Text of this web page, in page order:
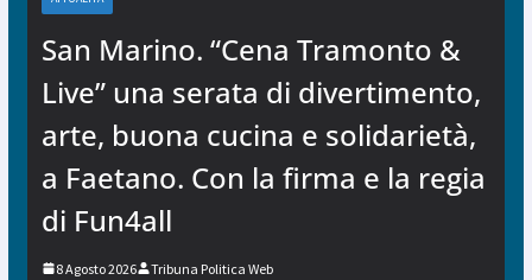
San Marino. “Cena Tramonto &
Live” una serata di divertimento,
arte, buona cucina e solidarietà,
a Faetano. Con la firma e la regia
di Fun4all
8 Agosto 2026 Tribuna Politica Web